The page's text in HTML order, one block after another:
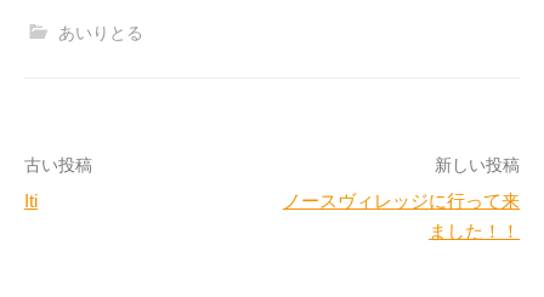
あいりとる
投
稿
古い投稿
Iti
新しい投稿
ノースヴィレッジに行って来
ました！！